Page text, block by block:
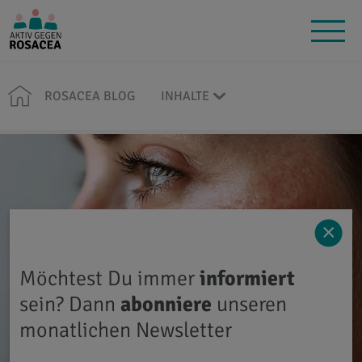
ROSACEA BLOG INHALTE
×
Möchtest Du immerinformiert
sein? Dann abonniere unseren
monatlichen Newsletter